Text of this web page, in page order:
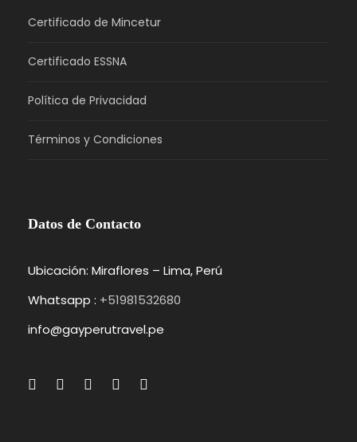
Certificado de Mincetur
Certificado ESSNA
Política de Privacidad
Términos y Condiciones
Datos de Contacto
Ubicación: Miraflores – Lima, Perú
Whatsapp : +51981532680
info@gayperutravel.pe